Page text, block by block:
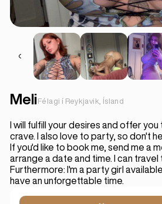
MeliFélagi í Reykjavik, Ísland
I will fulfill your desires and offer you
crave. I also love to party, so don't
If you'd like to book me, send me a
arrange a date and time. I can travel
Furthermore: I'm a party girl
have an unforgettable time.